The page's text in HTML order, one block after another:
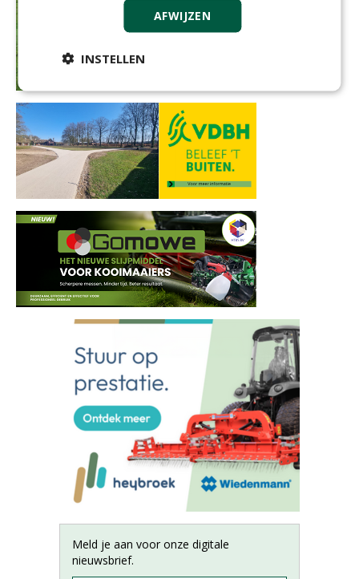
Meld je aan voor onze digitale
nieuwsbrief.
AFWIJZEN
INSTELLEN